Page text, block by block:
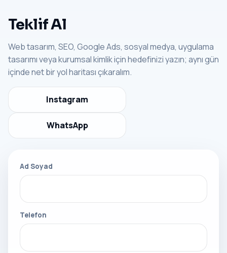
Teklif Al
Web tasarım, SEO, Google Ads, sosyal medya, uygulama
tasarımı veya kurumsal kimlik için hedefinizi yazın; aynı gün
içinde net bir yol haritası çıkaralım.
Instagram
WhatsApp
Ad Soyad
Telefon